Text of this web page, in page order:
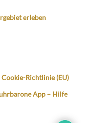
erleben
Cookie-Richtlinie (EU)
App – Hilfe